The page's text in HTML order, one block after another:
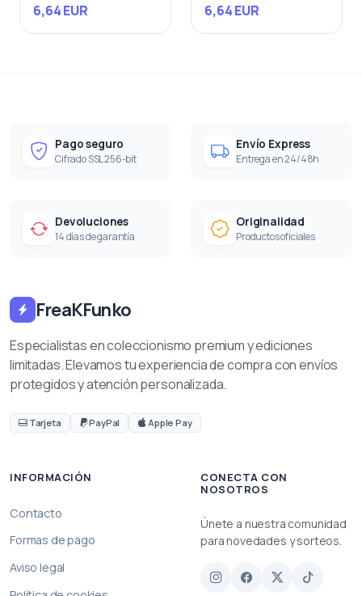
6,64 EUR 6,64 EUR
Pago seguro
Cifrado SSL 256-bit
Envío Express
Entrega en 24/48h
Devoluciones
14 días de garantía
Originalidad
Productos oficiales
FreaKFunko
Especialistas en coleccionismo premium y ediciones
limitadas. Elevamos tu experiencia de compra con envíos
protegidos y atención personalizada.
Tarjeta PayPal Apple Pay
INFORMACIÓN
Contacto
Formas de pago
Aviso legal
CONECTA CON
NOSOTROS
Únete a nuestra comunidad
para novedades y sorteos.